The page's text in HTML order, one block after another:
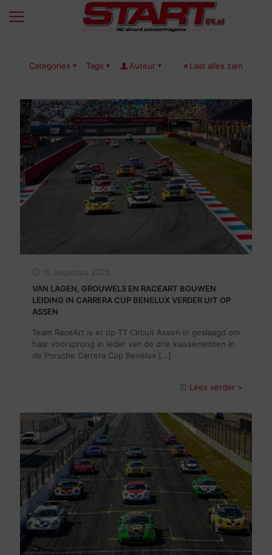
Categories Tags Auteur Laat alles zien
15 augustus 2025
VAN LAGEN, GROUWELS EN RACEART BOUWEN
LEIDING IN CARRERA CUP BENELUX VERDER UIT OP
ASSEN
Team RaceArt is er op TT Circuit Assen in geslaagd om
haar voorsprong in ieder van de drie klassementen in
de Porsche Carrera Cup Benelux […]
Lees verder >